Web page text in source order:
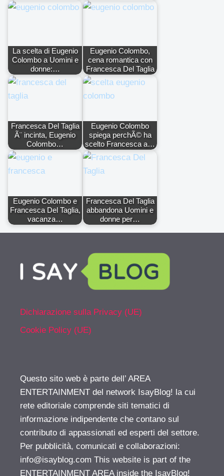
La scelta di Eugenio
Colombo a Uomini e
donne:…
Eugenio Colombo,
cena romantica con
Francesca Del Taglia
Francesca Del Taglia
Ã¨ incinta, Eugenio
Colombo…
Eugenio Colombo
spiega perchÃ© ha
scelto Francesca a…
Eugenio Colombo e
Francesca Del Taglia,
vacanza…
Francesca Del Taglia
abbandona Uomini e
donne per…
Dichiarazione sulla Privacy (UE)
Cookie Policy (UE)
Questo sito web è parte dell’ AREA
ENTERTAINMENT del network IsayBlog! la cui
rete editoriale comprende siti tematici di
informazione indipendente che contano sul
contributo di appassionati ed esperti del settore.
Per pubblicità, comunicati e collaborazioni:
info@isayblog.com This website is part of the
ENTERTAINMENT AREA inside the IsayBlog!